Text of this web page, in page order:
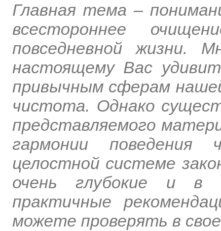
Главная тема –
всестороннее
повседневной жизни.
настоящему Вас
привычным сферам
чистота. Однако
представляемого
гармонии
целостной системе
очень глубокие и в
практичные
можете проверять в